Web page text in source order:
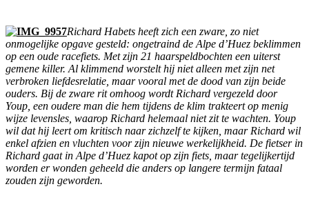
Richard Habets heeft zich een zware, zo niet
onmogelijke opgave gesteld: ongetraind de Alpe d’Huez beklimmen
op een oude racefiets. Met zijn 21 haarspeldbochten een uiterst
gemene killer. Al klimmend worstelt hij niet alleen met zijn net
verbroken liefdesrelatie, maar vooral met de dood van zijn beide
ouders. Bij de zware rit omhoog wordt Richard vergezeld door
Youp, een oudere man die hem tijdens de klim trakteert op menig
wijze levensles, waarop Richard helemaal niet zit te wachten. Youp
wil dat hij leert om kritisch naar zichzelf te kijken, maar Richard wil
enkel afzien en vluchten voor zijn nieuwe werkelijkheid. De fietser in
Richard gaat in Alpe d’Huez kapot op zijn fiets, maar tegelijkertijd
worden er wonden geheeld die anders op langere termijn fataal
zouden zijn geworden.